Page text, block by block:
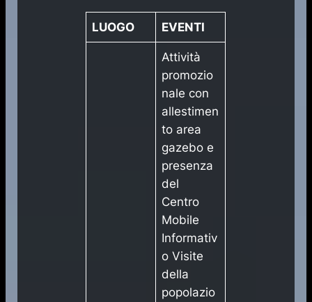
LUOGO EVENTI
Attività
promozio
nale con
allestimen
to area
gazebo e
presenza
del
Centro
Mobile
Informativ
o Visite
della
popolazio